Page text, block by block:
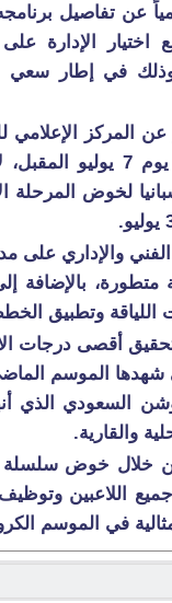
عن تفاصيل
وقع اختيار
في إطار سعي
المركز الإعلامي
الأول في مدينة جدة
لخوض
والإداري على
متطورة، بالإضافة
اللياقة وتطبيق
أقصى درجات
شهدها الموسم
والقارية.
خلال خوض سلسلة
اللاعبين
في الموسم